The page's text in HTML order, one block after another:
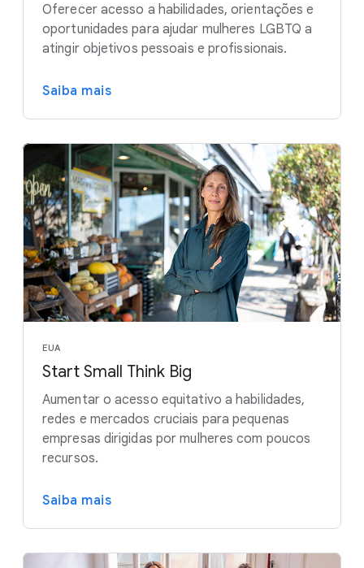
Oferecer acesso a habilidades, orientações e
oportunidades para ajudar mulheres LGBTQ a
atingir objetivos pessoais e profissionais.
Saiba mais
EUA
Start Small Think Big
Aumentar o acesso equitativo a habilidades,
redes e mercados cruciais para pequenas
empresas dirigidas por mulheres com poucos
recursos.
Saiba mais